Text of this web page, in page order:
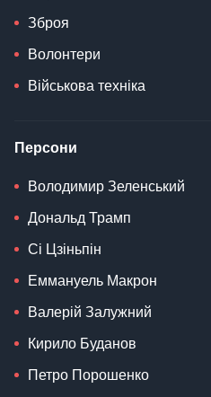
Зброя
Волонтери
Військова техніка
Персони
Володимир Зеленський
Дональд Трамп
Сі Цзіньпін
Еммануель Макрон
Валерій Залужний
Кирило Буданов
Петро Порошенко